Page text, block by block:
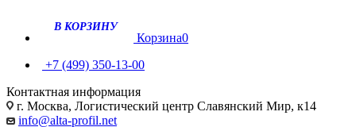
Корзина0
+7 (499) 350-13-00
Контактная информация
г. Москва, Логистический центр Славянский Мир, к14
info@alta-profil.net